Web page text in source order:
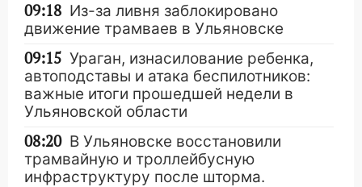
09:18 Из-за ливня заблокировано
движение трамваев в Ульяновске
09:15 Ураган, изнасилование ребенка,
автоподставы и атака беспилотников:
важные итоги прошедшей недели в
Ульяновской области
08:20 В Ульяновске восстановили
трамвайную и троллейбусную
инфраструктуру после шторма.